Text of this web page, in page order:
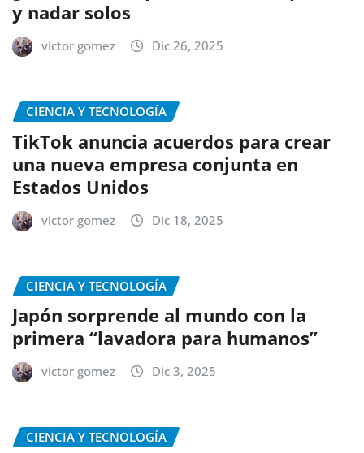
y nadar solos
victor gomez Dic 26, 2025
CIENCIA Y TECNOLOGÍA
TikTok anuncia acuerdos para crear
una nueva empresa conjunta en
Estados Unidos
victor gomez Dic 18, 2025
CIENCIA Y TECNOLOGÍA
Japón sorprende al mundo con la
primera “lavadora para humanos”
victor gomez Dic 3, 2025
CIENCIA Y TECNOLOGÍA